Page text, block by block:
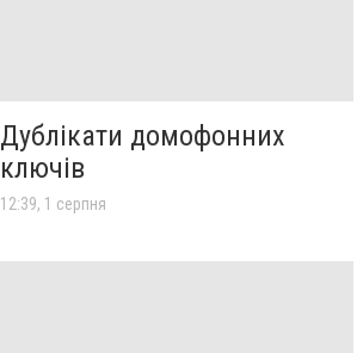
Дублікати домофонних
ключів
12:39, 1 серпня